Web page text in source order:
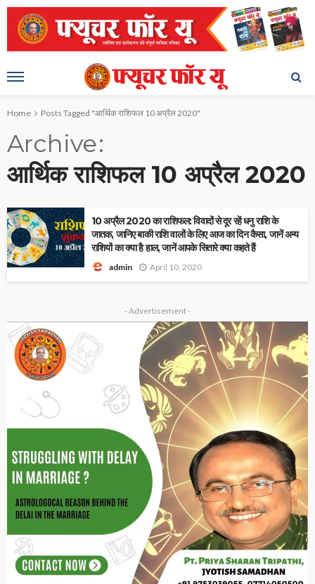
Home Posts Tagged "आर्थिक राशिफल 10 अप्रैल 2020"
Archive
आर्थिक राशिफल 10 अप्रैल 2020
10 अप्रैल 2020 का राशिफल: विवादों से दूर रहें धनु राशि के
जातक, जानिए बाकी राशि वालों के लिए आज का दिन कैसा, जानें अन्य
राशियों का क्या है हाल, जानें आपके सितारे क्या कहते हैं
admin April 10, 2020
- Advertisement -